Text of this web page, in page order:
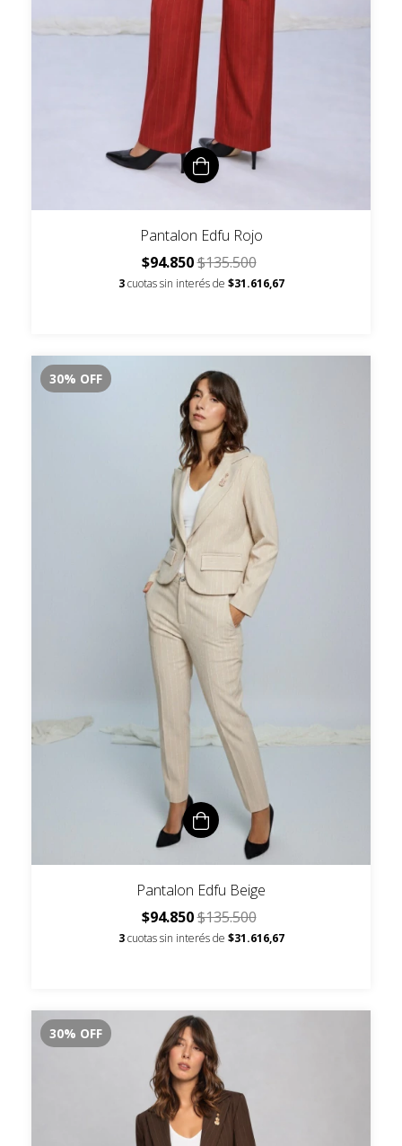
Pantalon Edfu Rojo
$94.850$135.500
3 cuotas sin interés de $31.616,67
30% OFF
Pantalon Edfu Beige
$94.850$135.500
3 cuotas sin interés de $31.616,67
30% OFF